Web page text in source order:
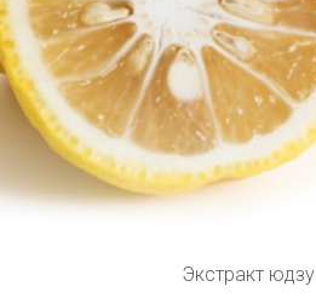
Экстракт юдзу